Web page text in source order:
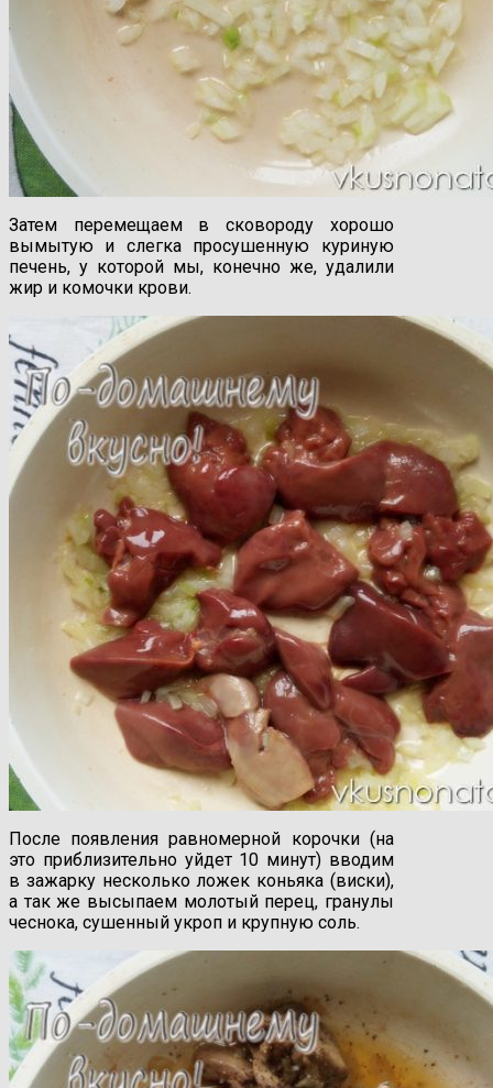
Затем перемещаем в сковороду хорошо
вымытую и слегка просушенную куриную
печень, у которой мы, конечно же, удалили
жир и комочки крови.
После появления равномерной корочки (на
это приблизительно уйдет 10 минут) вводим
в зажарку несколько ложек коньяка (виски),
а так же высыпаем молотый перец, гранулы
чеснока, сушенный укроп и крупную соль.